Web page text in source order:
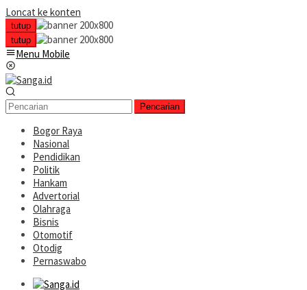
Loncat ke konten
tutup
tutup
Menu Mobile
Pencarian
Bogor Raya
Nasional
Pendidikan
Politik
Hankam
Advertorial
Olahraga
Bisnis
Otomotif
Otodig
Pernaswabo